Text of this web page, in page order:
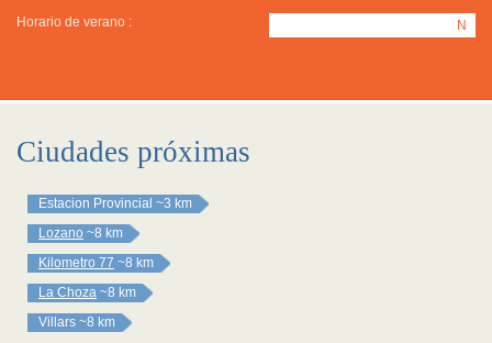
Horario de verano : N
Ciudades próximas
Estacion Provincial ~3 km
Lozano ~8 km
Kilometro 77 ~8 km
La Choza ~8 km
Villars ~8 km